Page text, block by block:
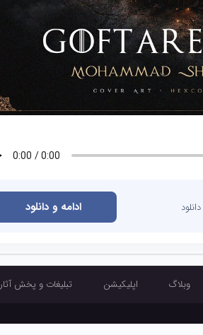
ادامه و دانلود
وبلاگ اپلیکیشن تبلیغات و پخش آثار